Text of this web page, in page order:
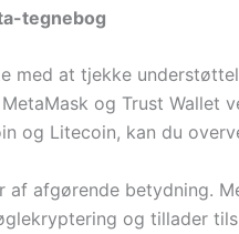
tegnebog
med at tjekke
og Trust
og Litecoin, kan du
afgørende betydning.
og tillader